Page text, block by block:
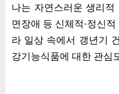
나는 자연스러운 생리적
면장애 등 신체적·정신적
라 일상 속에서 갱년기
강기능식품에 대한 관심